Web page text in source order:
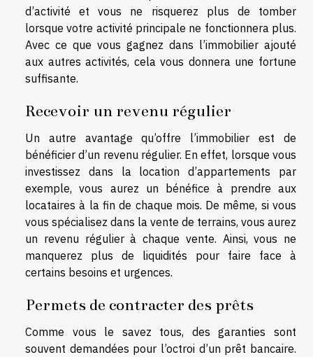
d’activité et vous ne risquerez plus de tomber
lorsque votre activité principale ne fonctionnera plus.
Avec ce que vous gagnez dans l’immobilier ajouté
aux autres activités, cela vous donnera une fortune
suffisante.
Recevoir un revenu régulier
Un autre avantage qu’offre l’immobilier est de
bénéficier d’un revenu régulier. En effet, lorsque vous
investissez dans la location d’appartements par
exemple, vous aurez un bénéfice à prendre aux
locataires à la fin de chaque mois. De même, si vous
vous spécialisez dans la vente de terrains, vous aurez
un revenu régulier à chaque vente. Ainsi, vous ne
manquerez plus de liquidités pour faire face à
certains besoins et urgences.
Permets de contracter des prêts
Comme vous le savez tous, des garanties sont
souvent demandées pour l’octroi d’un prêt bancaire.